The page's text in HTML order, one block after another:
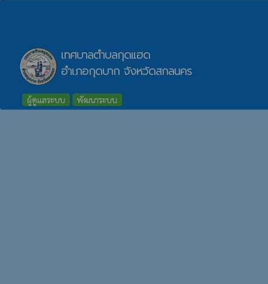
เทศบาลตำบลกุดแฮด
อำเภอกุดบาก จังหวัดสกลนคร
ผู้ดูแลระบบ พัฒนาระบบ